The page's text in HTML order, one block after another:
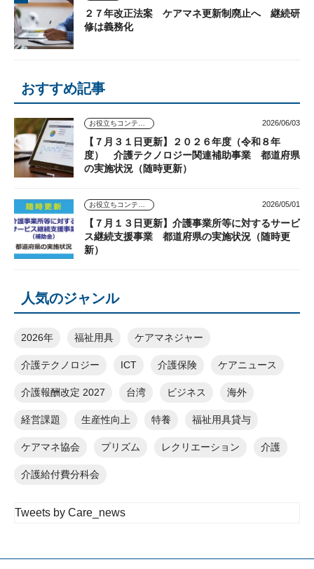
２７年改正法案 ケアマネ更新制廃止へ 継続研
修は義務化
おすすめ記事
お役立ちコンテンツ 2026/06/03
【７月３１日更新】２０２６年度（令和８年
度） 介護テクノロジー関連補助事業 都道府県
の実施状況（随時更新）
お役立ちコンテンツ 2026/05/01
【７月１３日更新】介護事業所等に対するサービ
ス継続支援事業 都道府県の実施状況（随時更
新）
人気のジャンル
2026年 福祉用具 ケアマネジャー
介護テクノロジー ICT 介護保険 ケアニュース
介護報酬改定 2027 台湾 ビジネス 海外
経営課題 生産性向上 特養 福祉用具貸与
ケアマネ協会 プリズム レクリエーション 介護
介護給付費分科会
Tweets by Care_news